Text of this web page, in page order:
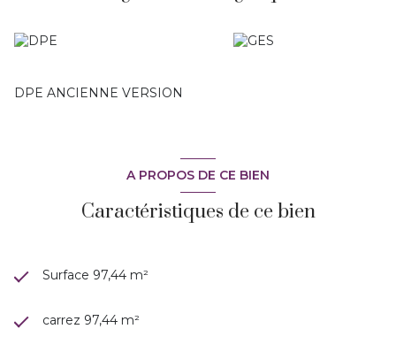
DPE ANCIENNE VERSION
A PROPOS DE CE BIEN
Caractéristiques de ce bien
Surface 97,44 m²
carrez 97,44 m²